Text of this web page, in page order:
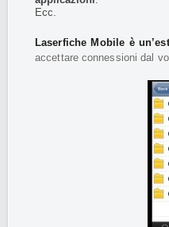
Ecc.
Laserfiche Mobile è
accettare connessioni dal